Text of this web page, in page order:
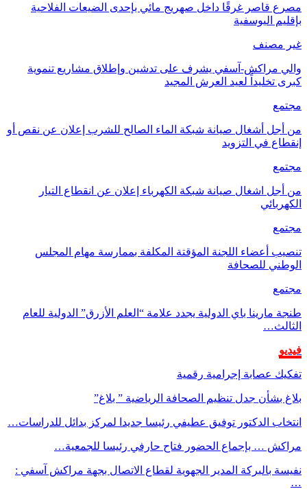
مصرع قاصر غرقًا داخل صهريج مائي بإحدى الضيعات الفلاحية
بإقليم اليوسفية
غير مصنف
والي مراكش-آسفي يشرف على تدشين وإطلاق مشاريع تنموية
كبرى تخليداً لعيد العرش المجيد
مجتمع
من أجل أشغال صيانة شبكة الماء الصالح للشرب إعلان عن نقص أو
إنقطاع في التزويد
مجتمع
من أجل اشغال صيانة شبكة الكهرباء إعلان عن انقطاع التيار
الكهربائي
مجتمع
تنصيب أعضاء اللجنة المؤقتة المكلفة بممارسة مهام المجلس
الوطني للصحافة
مجتمع
طنجة مارينا باي الدولية يجدد علامة “العلم الأزرق” الدولية للعام
الثالث…
فيديو
تفكيك عصابة إجرامية رقمية
بلاغ بشأن جدل تنظيم الصحافة الرياضية ” بلاغ”
انتخاب الدكتور توفيق عطيفي رئيسا جديدا لمركز بدائل للدراسات…
مراكش … بإجماع الحضور فتاح حارفي رئيسا للجمعية…
نفيسة بالبركة المدير الجهوية لقطاع الاتصال بجهة مراكش آسفي :
…